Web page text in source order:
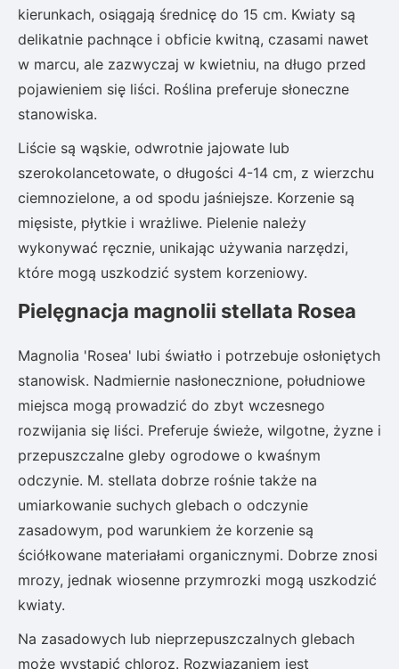
kierunkach, osiągają średnicę do 15 cm. Kwiaty są
delikatnie pachnące i obficie kwitną, czasami nawet
w marcu, ale zazwyczaj w kwietniu, na długo przed
pojawieniem się liści. Roślina preferuje słoneczne
stanowiska.
Liście są wąskie, odwrotnie jajowate lub
szerokolancetowate, o długości 4-14 cm, z wierzchu
ciemnozielone, a od spodu jaśniejsze. Korzenie są
mięsiste, płytkie i wrażliwe. Pielenie należy
wykonywać ręcznie, unikając używania narzędzi,
które mogą uszkodzić system korzeniowy.
Pielęgnacja magnolii stellata Rosea
Magnolia 'Rosea' lubi światło i potrzebuje osłoniętych
stanowisk. Nadmiernie nasłonecznione, południowe
miejsca mogą prowadzić do zbyt wczesnego
rozwijania się liści. Preferuje świeże, wilgotne, żyzne i
przepuszczalne gleby ogrodowe o kwaśnym
odczynie. M. stellata dobrze rośnie także na
umiarkowanie suchych glebach o odczynie
zasadowym, pod warunkiem że korzenie są
ściółkowane materiałami organicznymi. Dobrze znosi
mrozy, jednak wiosenne przymrozki mogą uszkodzić
kwiaty.
Na zasadowych lub nieprzepuszczalnych glebach
może wystąpić chloroz. Rozwiązaniem jest